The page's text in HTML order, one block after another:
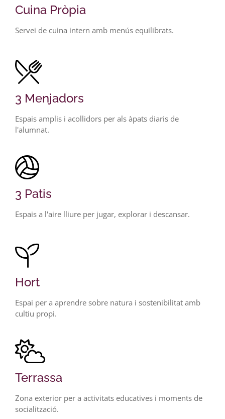
Cuina Pròpia
Servei de cuina intern amb menús equilibrats.
3 Menjadors
Espais amplis i acollidors per als àpats diaris de
l'alumnat.
3 Patis
Espais a l'aire lliure per jugar, explorar i descansar.
Hort
Espai per a aprendre sobre natura i sostenibilitat amb
cultiu propi.
Terrassa
Zona exterior per a activitats educatives i moments de
socialització.